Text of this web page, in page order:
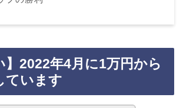
】2022年4月に1万円から
ています